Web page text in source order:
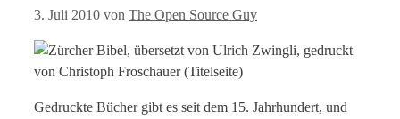
3. Juli 2010 von The Open Source Guy
Gedruckte Bücher gibt es seit dem 15. Jahrhundert, und